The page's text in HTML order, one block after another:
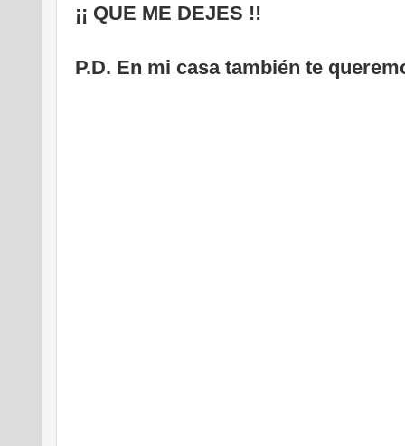
¡¡ QUE ME DEJES !!
P.D. En mi casa también te